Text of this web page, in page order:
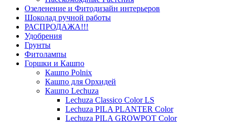
Озеленение и Фитодизайн интерьеров
Шоколад ручной работы
РАСПРОДАЖА!!!
Удобрения
Грунты
Фитолампы
Горшки и Кашпо
Кашпо Polnix
Кашпо для Орхидей
Кашпо Lechuza
Lechuza Classico Color LS
Lechuza PILA PLANTER Color
Lechuza PILA GROWPOT Color